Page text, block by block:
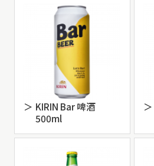
KIRIN Bar 啤酒
500ml